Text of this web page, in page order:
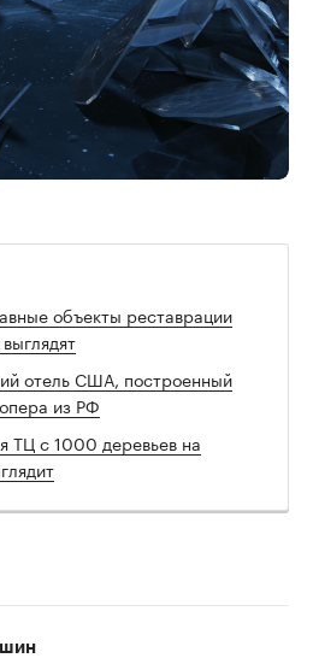
объекты реставрации
отель США, построенный
из РФ
ТЦ с 1000 деревьев на